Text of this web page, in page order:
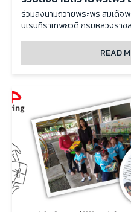
ฟ้าพัชรกิติยาภา
ร่วมลงนามถวายพระพร สมเด็จ
นเรนทิราเทพยวดี กรมหลวงรา
READ